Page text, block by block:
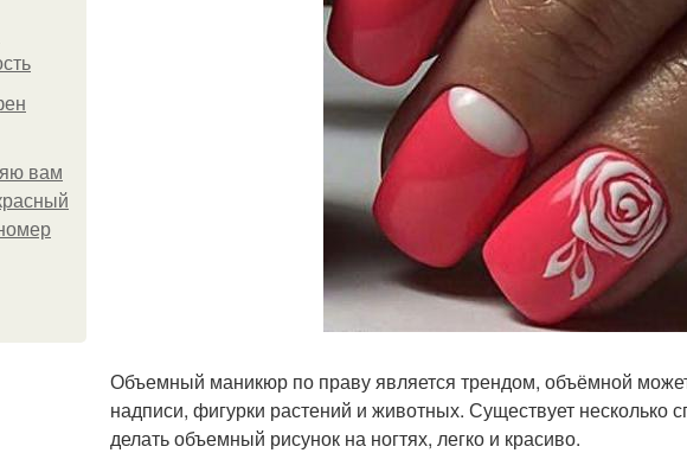
вам
Объемный маникюр по праву является трендом, объёмной
надписи, фигурки растений и животных. Существует несколько
делать объемный рисунок на ногтях, легко и красиво.